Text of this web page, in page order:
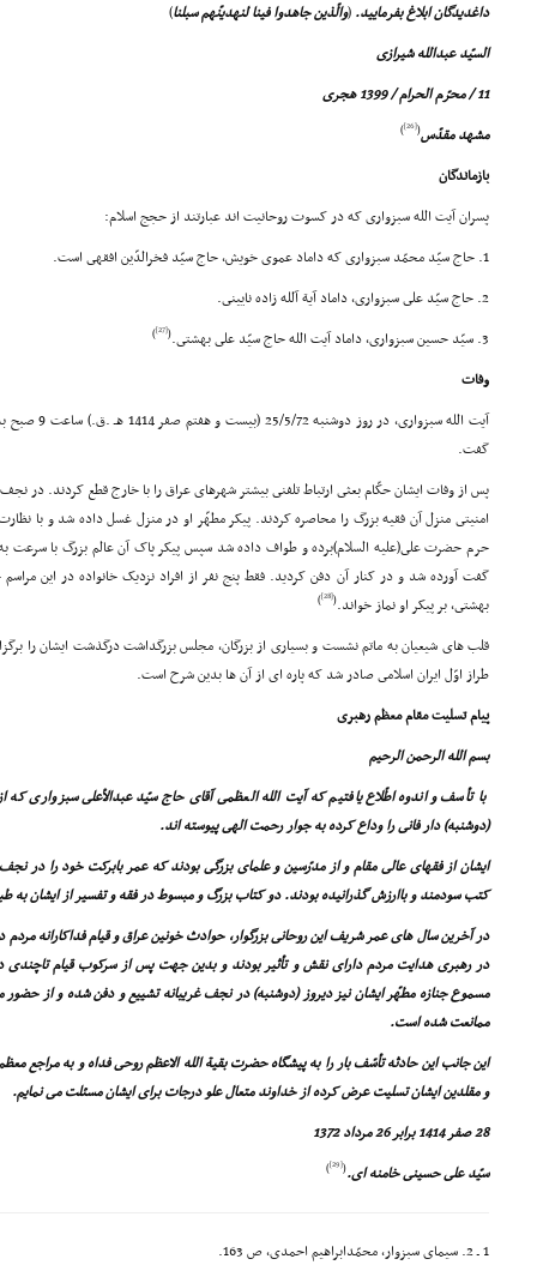
داغدیدگان ابلاغ بفرمایید. (والّذین جاهدوا فینا لنهدینّهم سبلنا)
السیّد عبدالله شیرازى
11 / محرّم الحرام / 1399 هجرى
مشهد مقدّس(
[26]
)
بازماندگان
پسران آیت الله سبزوارى که در کسوت روحانیت اند عبارتند از حجج اسلام:
1. حاج سیّد محمّد سبزوارى که داماد عموى خویش، حاج سیّد فخرالدّین افقهى است.
2. حاج سیّد على سبزوارى، داماد آیة آلله زاده نایینى.
3. سیّد حسین سبزوارى، داماد آیت الله حاج سیّد على بهشتى.
(
[27]
)
وفات
آیت الله
گفت.
پس از وفات ایشان حکّام بعثى ارتباط تلفنى بیشتر شهرهاى عراق را با خارج قطع کردند. در
امنیتى منزل آن فقیه بزرگ را محاصره کردند. پیکر مطهّر او در منزل غسل داده شد و با
حرم حضرت على(علیه السلام)برده و طواف داده شد سپس پیکر پاک آن عالم بزرگ با
گفت آورده شد و در کنار آن دفن کردید. فقط پنج نفر از افراد نزدیک خانواده در این
بهشتى، بر پیکر او نماز خواند.(
[28]
)
قلب هاى شیعیان به ماتم نشست و بسیارى از بزرگان، مجلس بزرگداشت درگذشت ایشان را
طراز اوّل ایران اسلامى صادر شد که پاره اى از آن ها بدین شرح است.
پیام تسلیت مقام معظم رهبرى
بسم الله الرحمن الرحیم
با تأسف و اندوه اطّلاع یافتیم که آیت الله العظمى آقاى حاج سیّد عبدالأعلى سبزوارى
(دوشنبه) دار فانى را وداع کرده به جوار رحمت الهى پیوسته اند.
ایشان از فقهاى عالى مقام و از مدرّسین و علماى بزرگى بودند که عمر بابرکت خود را در
کتب سودمند و باارزش گذرانیده بودند. دو کتاب بزرگ و مبسوط در فقه و تفسیر از ایشان به
در آخرین سال هاى عمر شریف این روحانى بزرگوار، حوادث خونین عراق و قیام فداکارانه
در رهبرى هدایت مردم داراى نقش و تأثیر بودند و بدین جهت پس از سرکوب قیام تاچندى
مسموع جنازه مطهّر ایشان نیز دیروز (دوشنبه) در نجف غریبانه تشییع و دفن شده و از
ممانعت شده است.
این جانب این حادثه تأسّف بار را به پیشگاه حضرت بقیة الله الاعظم روحى فداه و به مراجع
و مقلدین ایشان تسلیت عرض کرده از خداوند متعال علو درجات براى ایشان مسئلت مى نمایم.
28 صفر 1414 برابر 26 مرداد 1372
سیّد على حسینى خامنه اى.(
[29]
)
1 ـ 2. سیماى سبزوار، محمّدابراهیم احمدى، ص 163.